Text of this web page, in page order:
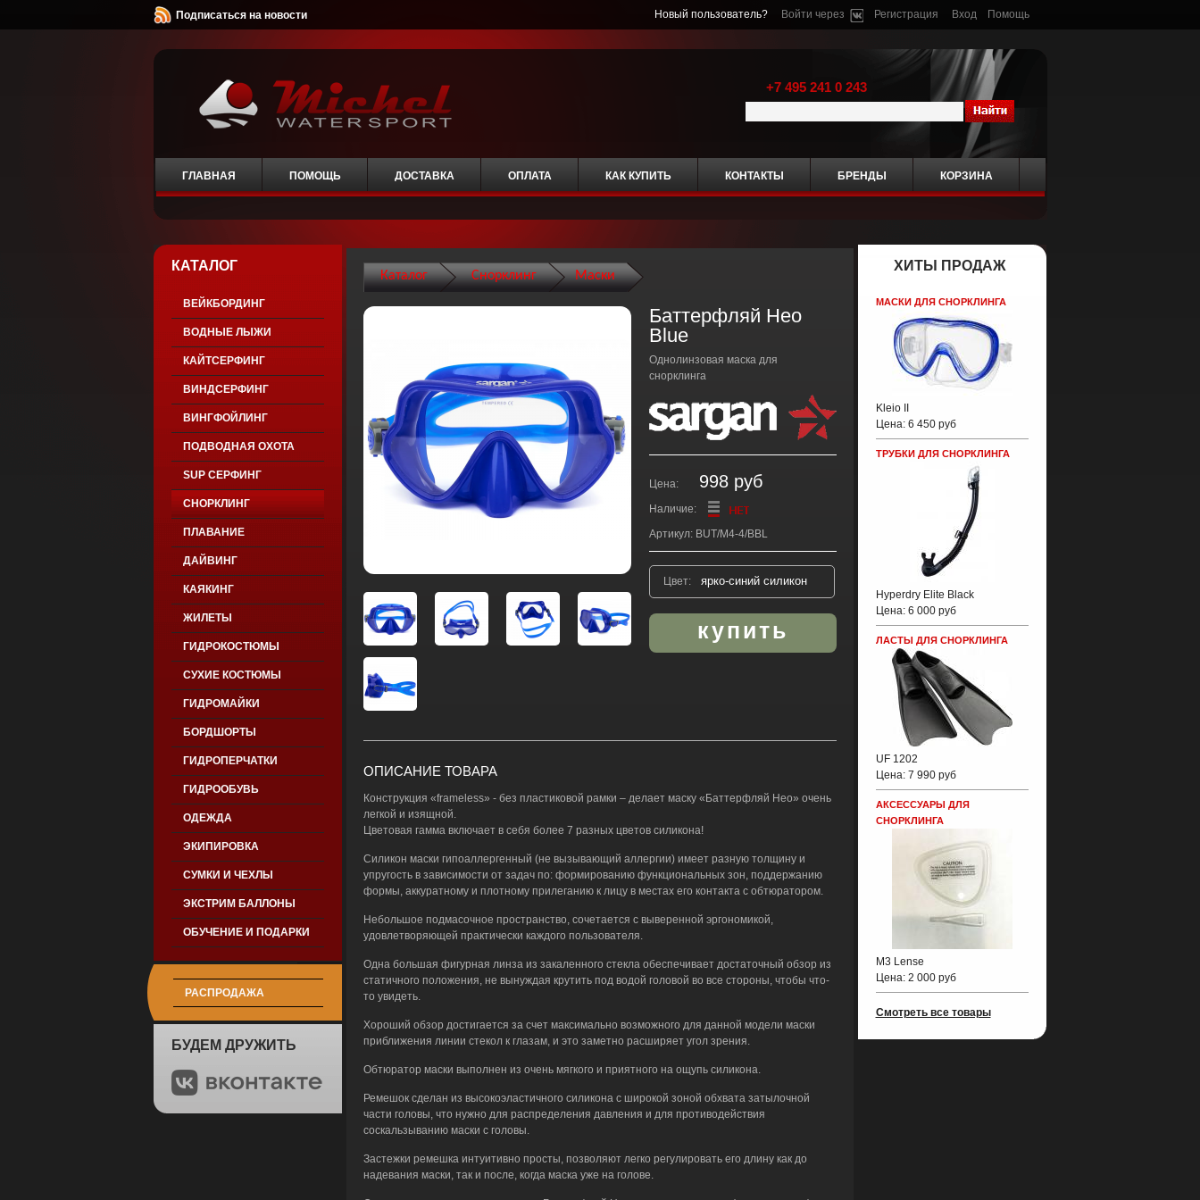
Подписаться на новости Новый пользователь? Войти через Регистрация Вход Помощь
+7 495 241 0 243
ГЛАВНАЯ ПОМОЩЬ ДОСТАВКА ОПЛАТА КАК КУПИТЬ КОНТАКТЫ БРЕНДЫ КОРЗИНА
КАТАЛОГ
ВЕЙКБОРДИНГ
ВОДНЫЕ ЛЫЖИ
КАЙТСЕРФИНГ
ВИНДСЕРФИНГ
ВИНГФОЙЛИНГ
ПОДВОДНАЯ ОХОТА
SUP СЕРФИНГ
СНОРКЛИНГ
ПЛАВАНИЕ
ДАЙВИНГ
КАЯКИНГ
ЖИЛЕТЫ
ГИДРОКОСТЮМЫ
СУХИЕ КОСТЮМЫ
ГИДРОМАЙКИ
БОРДШОРТЫ
ГИДРОПЕРЧАТКИ
ГИДРООБУВЬ
ОДЕЖДА
ЭКИПИРОВКА
СУМКИ И ЧЕХЛЫ
ЭКСТРИМ БАЛЛОНЫ
ОБУЧЕНИЕ И ПОДАРКИ
РАСПРОДАЖА
БУДЕМ ДРУЖИТЬ
ХИТЫ ПРОДАЖ
МАСКИ ДЛЯ СНОРКЛИНГА
Kleio II
Цена: 6 450 руб
ТРУБКИ ДЛЯ СНОРКЛИНГА
Hyperdry Elite Black
Цена: 6 000 руб
ЛАСТЫ ДЛЯ СНОРКЛИНГА
UF 1202
Цена: 7 990 руб
АКСЕССУАРЫ ДЛЯ
СНОРКЛИНГА
M3 Lense
Цена: 2 000 руб
Смотреть все товары
Каталог Снорклинг Маски
Баттерфляй Нео
Blue
Однолинзовая маска для
снорклинга
Цена: 998 руб
Наличие:
Артикул: BUT/M4-4/BBL
Цвет:
ОПИСАНИЕ ТОВАРА
Конструкция «frameless» - без пластиковой рамки – делает маску «Баттерфляй Нео» очень
легкой и изящной.
Цветовая гамма включает в себя более 7 разных цветов силикона!
Силикон маски гипоаллергенный (не вызывающий аллергии) имеет разную толщину и
упругость в зависимости от задач по: формированию функциональных зон, поддержанию
формы, аккуратному и плотному прилеганию к лицу в местах его контакта с обтюратором.
Небольшое подмасочное пространство, сочетается с выверенной эргономикой,
удовлетворяющей практически каждого пользователя.
Одна большая фигурная линза из закаленного стекла обеспечивает достаточный обзор из
статичного положения, не вынуждая крутить под водой головой во все стороны, чтобы что-
то увидеть.
Хороший обзор достигается за счет максимально возможного для данной модели маски
приближения линии стекол к глазам, и это заметно расширяет угол зрения.
Обтюратор маски выполнен из очень мягкого и приятного на ощупь силикона.
Ремешок сделан из высокоэластичного силикона с широкой зоной обхвата затылочной
части головы, что нужно для распределения давления и для противодействия
соскальзыванию маски с головы.
Застежки ремешка интуитивно просты, позволяют легко регулировать его длину как до
надевания маски, так и после, когда маска уже на голове.